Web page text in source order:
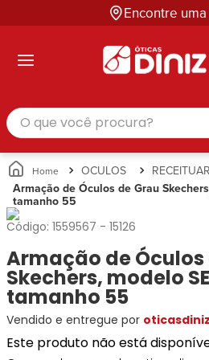
Encontre
Masculino
Feminino
Infantil
Unissex
Busque
Por
Marcas
Ana
Hickmann
Bulget
Miu-
Guess
Lacoste
Categorias
Masculino
Feminino
Infantil
Unissex
Busque
Por
Marcas
Ray-
Ban
Prada
Ana
Hickmann
Tecnol
Correntes
para
Óculos
Estojos
para
Óculos
Soluções
Cuidados
Busque
Ray-
Ban
Prada
Exchange
Tommy
Hilfiger
Ana
Hickmann
Guess
Speedo
Categoria
Armações
de Óculos
Óculos
de Sol
Corrente
para
Estojo
para
Óculos
Masculino
Feminino
O que você procura?
OCULOS
Armação de Óculos de Grau
tamanho 55
Código: 1559567 - 15126
Armação de Óculos
Skechers, modelo
tamanho 55
Vendido e entregue por oticasdiniz
Este produto não está